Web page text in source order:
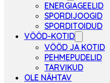
ENERGIAGEELID
SPORDIJOOGID
SPORDITOIDUD
VÖÖD-KOTID
VÖÖD JA KOTID
PEHMEPUDELID
TARVIKUD
OLE NÄHTAV